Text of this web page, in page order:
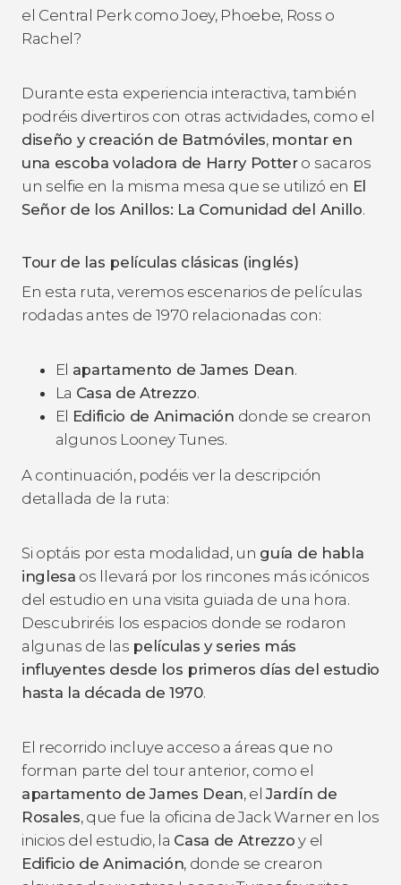
el Central Perk como Joey, Phoebe, Ross o
Rachel?
Durante esta experiencia interactiva, también
podréis divertiros con otras actividades, como el
diseño y creación de Batmóviles, montar en
una escoba voladora de Harry Pottero sacaros
un selfie en la misma mesa que se utilizó en El
Señor de los Anillos: La Comunidad del Anillo.
Tour de las películas clásicas (inglés)
En esta ruta, veremos escenarios de películas
rodadas antes de 1970 relacionadas con:
El apartamento de James Dean.
La Casa de Atrezzo.
El Edificio de Animación donde se crearon
algunos Looney Tunes.
A continuación, podéis ver la descripción
detallada de la ruta:
Si optáis por esta modalidad, un guía de habla
inglesa os llevará por los rincones más icónicos
del estudio en una visita guiada de una hora.
Descubriréis los espacios donde se rodaron
algunas de las películas y series más
influyentes desde los primeros días del estudio
hasta la década de 1970.
El recorrido incluye acceso a áreas que no
forman parte del tour anterior, como el
apartamento de James Dean, elJardín de
Rosales, que fue la oficina de Jack Warner en los
inicios del estudio, la Casa de Atrezzo y el
Edificio de Animación, donde se crearon